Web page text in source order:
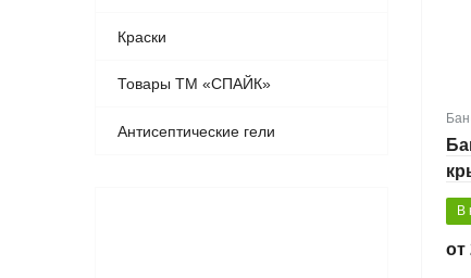
Краски
Товары ТМ «СПАЙК»
Антисептические гели
В